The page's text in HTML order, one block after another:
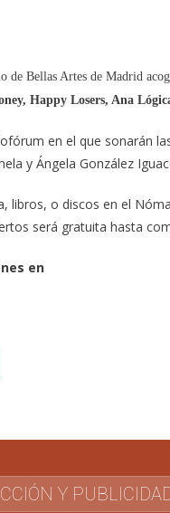
de Bellas Artes de Madrid
Happy Losers, Ana
en el que sonarán
y Ángela González
libros, o discos en el
será gratuita hasta
en
Y